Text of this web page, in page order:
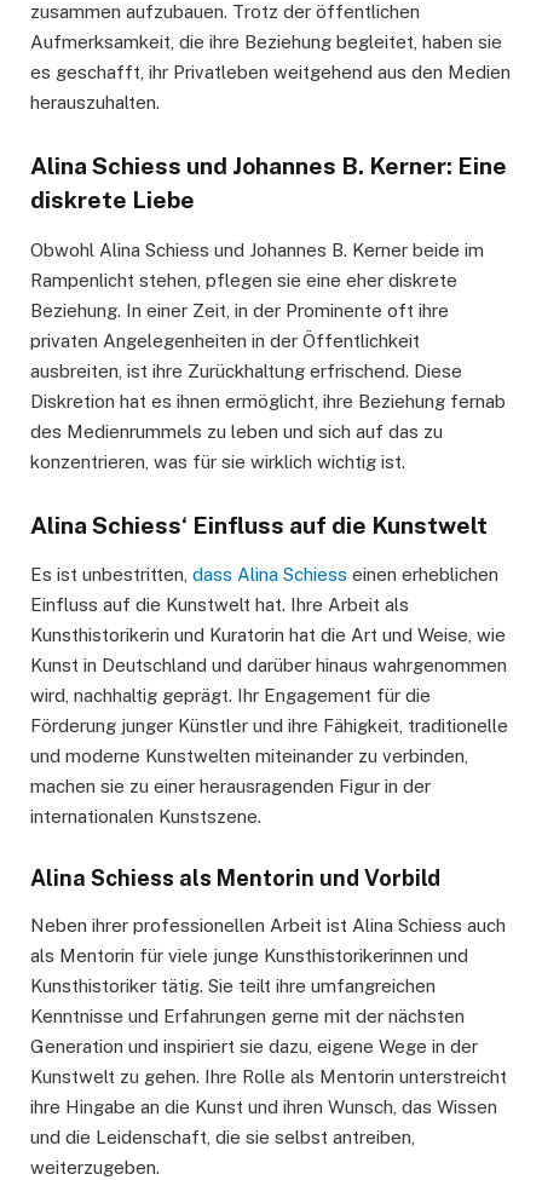
zusammen aufzubauen. Trotz der öffentlichen
Aufmerksamkeit, die ihre Beziehung begleitet, haben sie
es geschafft, ihr Privatleben weitgehend aus den Medien
herauszuhalten.
Alina Schiess und Johannes B. Kerner: Eine
diskrete Liebe
Obwohl Alina Schiess und Johannes B. Kerner beide im
Rampenlicht stehen, pflegen sie eine eher diskrete
Beziehung. In einer Zeit, in der Prominente oft ihre
privaten Angelegenheiten in der Öffentlichkeit
ausbreiten, ist ihre Zurückhaltung erfrischend. Diese
Diskretion hat es ihnen ermöglicht, ihre Beziehung fernab
des Medienrummels zu leben und sich auf das zu
konzentrieren, was für sie wirklich wichtig ist.
Alina Schiess‘ Einfluss auf die Kunstwelt
Es ist unbestritten, dass Alina Schiess einen erheblichen
Einfluss auf die Kunstwelt hat. Ihre Arbeit als
Kunsthistorikerin und Kuratorin hat die Art und Weise, wie
Kunst in Deutschland und darüber hinaus wahrgenommen
wird, nachhaltig geprägt. Ihr Engagement für die
Förderung junger Künstler und ihre Fähigkeit, traditionelle
und moderne Kunstwelten miteinander zu verbinden,
machen sie zu einer herausragenden Figur in der
internationalen Kunstszene.
Alina Schiess als Mentorin und Vorbild
Neben ihrer professionellen Arbeit ist Alina Schiess auch
als Mentorin für viele junge Kunsthistorikerinnen und
Kunsthistoriker tätig. Sie teilt ihre umfangreichen
Kenntnisse und Erfahrungen gerne mit der nächsten
Generation und inspiriert sie dazu, eigene Wege in der
Kunstwelt zu gehen. Ihre Rolle als Mentorin unterstreicht
ihre Hingabe an die Kunst und ihren Wunsch, das Wissen
und die Leidenschaft, die sie selbst antreiben,
weiterzugeben.